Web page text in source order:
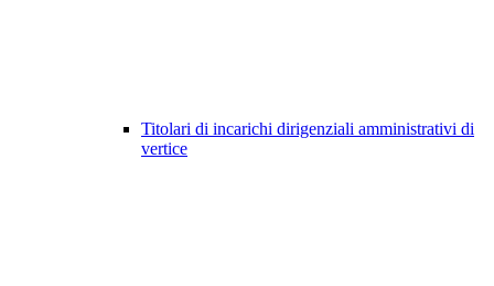
Titolari di incarichi dirigenziali amministrativi di
vertice